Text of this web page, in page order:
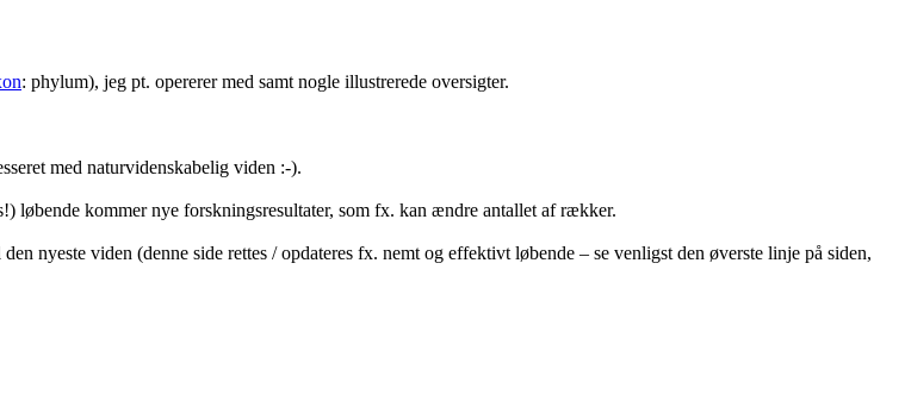
: phylum), jeg pt. opererer med samt nogle illustrerede oversigter.
med naturvidenskabelig viden :-).
løbende kommer nye forskningsresultater, som fx. kan ændre antallet af rækker.
nyeste viden (denne side rettes / opdateres fx. nemt og effektivt løbende – se venligst den øverste linje på siden,